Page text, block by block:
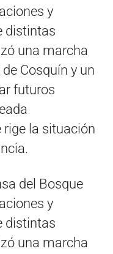
y
distintas
una marcha
Cosquín y un
futuros
rige la situación
del Bosque
y
distintas
una marcha